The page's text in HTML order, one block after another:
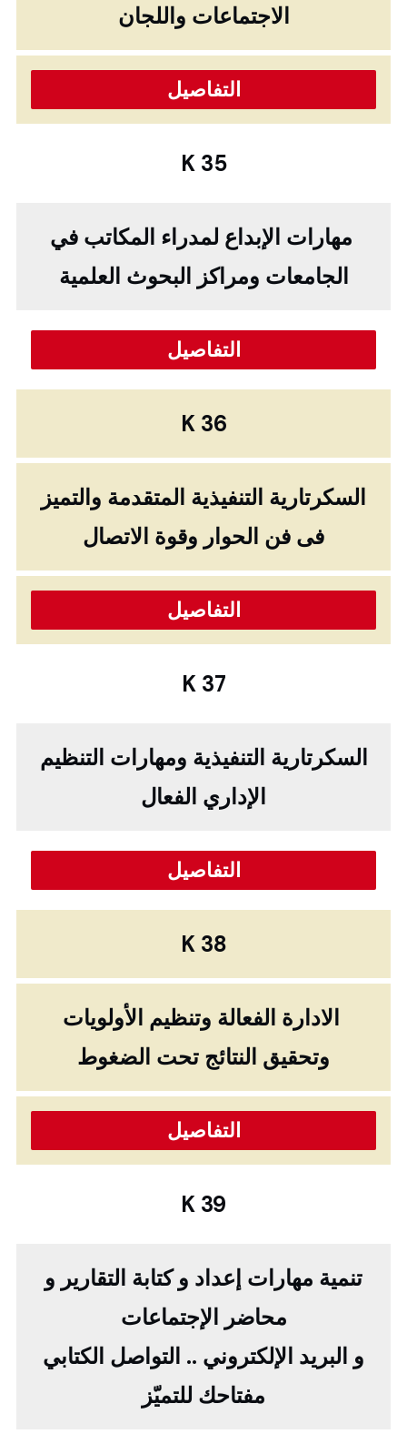
الاجتماعات واللجان
التفاصيل
K 35
مهارات الإبداع لمدراء المكاتب في
الجامعات ومراكز البحوث العلمية
التفاصيل
K 36
السكرتارية التنفيذية المتقدمة والتميز
فى فن الحوار وقوة الاتصال
التفاصيل
K 37
‏السكرتارية التنفيذية ومهارات التنظيم
الإداري الفعال‏
التفاصيل
K 38
‏ الادارة الفعالة وتنظيم الأولويات
وتحقيق النتائج تحت الضغوط
التفاصيل
K 39
تنمية مهارات إعداد و كتابة التقارير و
محاضر الإجتماعات
و البريد الإلكتروني .. التواصل الكتابي
مفتاحك للتميّز